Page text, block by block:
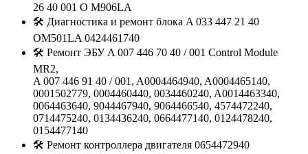
26 40 001 O M906LA
🛠️ Диагностика и ремонт блока A 033 447 21 40
OM501LA 0424461740
🛠️ Ремонт ЭБУ A 007 446 70 40 / 001 Control Module
MR2,
A 007 446 91 40 / 001, A0004464940, A0004465140,
0001502779, 0004460440, 0034460240, A0014463340,
0064463640, 9044467940, 9064466540, 4574472240,
0714475240, 0134436240, 0664477140, 0124478240,
0154477140
🛠️ Ремонт контроллера двигателя 0654472940